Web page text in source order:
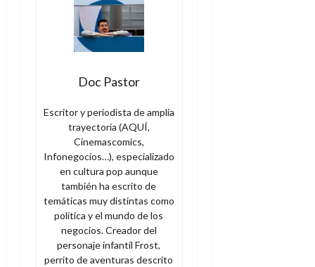
Doc Pastor
Escritor y periodista de amplia
trayectoria (AQUÍ,
Cinemascomics,
Infonegocios…), especializado
en cultura pop aunque
también ha escrito de
temáticas muy distintas como
política y el mundo de los
negocios. Creador del
personaje infantil Frost,
perrito de aventuras descrito